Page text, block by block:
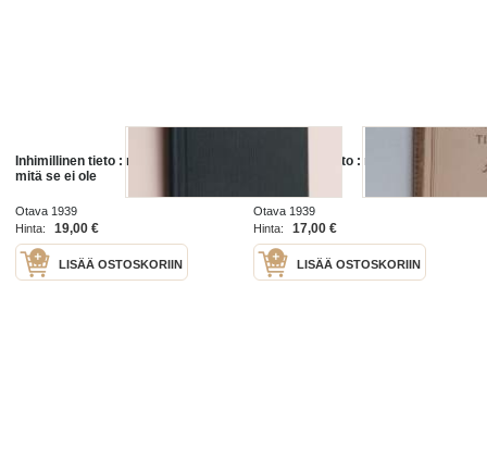
Inhimillinen tieto : mitä se on ja
mitä se ei ole
Otava 1939
Hinta:
19,00 €
LISÄÄ OSTOSKORIIN
Inhimillinen tieto : mitä se on ja
Otava 1939
Hinta:
17,00 €
LISÄÄ OSTOSKORIIN